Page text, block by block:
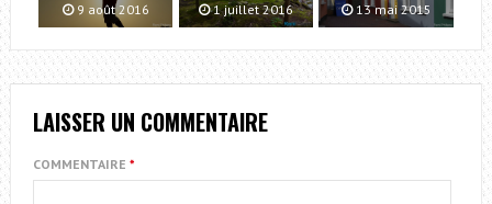
9 août 2016 1 juillet 2016 13 mai 2015
LAISSER UN COMMENTAIRE
COMMENTAIRE *